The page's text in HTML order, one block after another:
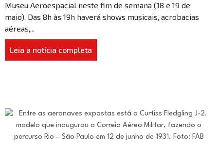
Museu Aeroespacial neste fim de semana (18 e 19 de
maio). Das 8h às 19h haverá shows musicais, acrobacias
aéreas,...
Leia a notícia completa